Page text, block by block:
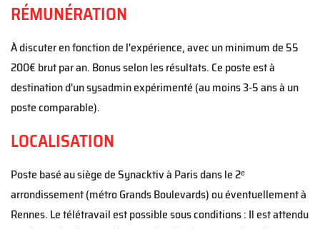
RÉMUNÉRATION
À discuter en fonction de l'expérience, avec un minimum de 55
200€ brut par an. Bonus selon les résultats. Ce poste est à
destination d'un sysadmin expérimenté (au moins 3-5 ans à un
poste comparable).
LOCALISATION
Poste basé au siège de Synacktiv à Paris dans le 2ᵉ
arrondissement (métro Grands Boulevards) ou éventuellement à
Rennes. Le télétravail est possible sous conditions : Il est attendu